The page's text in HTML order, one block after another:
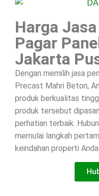
Harga
Pagar
Jakarta
Dengan memilih jasa
Precast Mahri Beton,
produk berkualitas
produk tersebut
perhatian terbaik.
memulai langkah
keindahan properti Anda.